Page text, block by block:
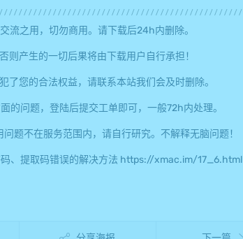
流之用，切勿商用。请下载后24h内删除。
则产生的一切后果将由下载用户自行承担！
了您的合法权益，请联系本站我们会及时删除。
的问题，登陆后提交工单即可，一般72h内处理。
题不在服务范围内，请自行研究。不解释无脑问题！
、提取码错误的解决方法 https://xmac.im/17_6.html